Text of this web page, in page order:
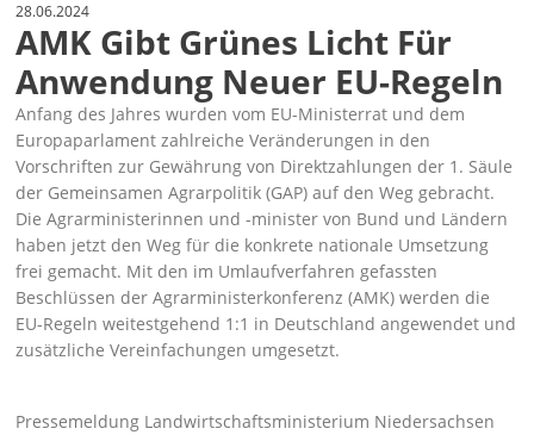
28.06.2024
AMK Gibt Grünes Licht Für
Anwendung Neuer EU-Regeln
Anfang des Jahres wurden vom EU-Ministerrat und dem
Europaparlament zahlreiche Veränderungen in den
Vorschriften zur Gewährung von Direktzahlungen der 1. Säule
der Gemeinsamen Agrarpolitik (GAP) auf den Weg gebracht.
Die Agrarministerinnen und -minister von Bund und Ländern
haben jetzt den Weg für die konkrete nationale Umsetzung
frei gemacht. Mit den im Umlaufverfahren gefassten
Beschlüssen der Agrarministerkonferenz (AMK) werden die
EU-Regeln weitestgehend 1:1 in Deutschland angewendet und
zusätzliche Vereinfachungen umgesetzt.
Pressemeldung Landwirtschaftsministerium Niedersachsen